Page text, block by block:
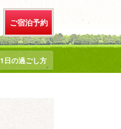
ご宿泊予約
1日の過ごし方